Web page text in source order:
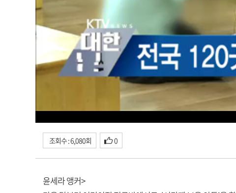
조회수 : 6,080회 0
윤세라 앵커>